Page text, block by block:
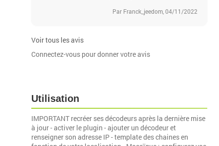
Par Franck_jeedom, 04/11/2022
Voir tous les avis
Connectez-vous pour donner votre avis
Utilisation
IMPORTANT recréer ses décodeurs après la dernière mise
à jour - activer le plugin - ajouter un décodeur et
renseigner son adresse IP - template des chaines en